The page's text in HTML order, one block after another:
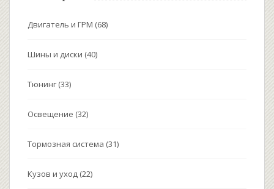
Двигатель и ГРМ (68)
Шины и диски (40)
Тюнинг (33)
Освещение (32)
Тормозная система (31)
Кузов и уход (22)